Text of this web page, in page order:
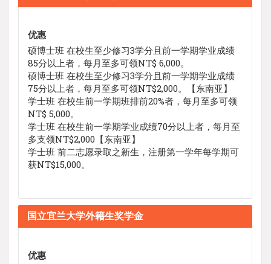
优惠
硕博士班 在校生至少修习3学分且前一学期学业成绩
85分以上者，每月至多可领NT$ 6,000。
硕博士班 在校生至少修习3学分且前一学期学业成绩
75分以上者，每月至多可领NT$2,000。【东南亚】
学士班 在校生前一学期班排前20%者，每月至多可领
NT$ 5,000。
学士班 在校生前一学期学业成绩70分以上者，每月至
多支领NT$2,000【东南亚】
学士班 前二志愿录取之新生，注册第一学年每学期可
获NT$15,000。
国立宜兰大学外籍生奖学金
优惠